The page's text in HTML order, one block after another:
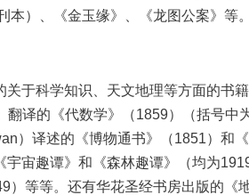
本）、《金玉缘》、《龙图公案》等
关于科学知识、天文地理等方面的书
译的《代数学》（1859）（括号中
）译述的《博物通书》（1851）和
宇宙趣谭》和《森林趣谭》（均为
）等等。还有华花圣经书房出版的《